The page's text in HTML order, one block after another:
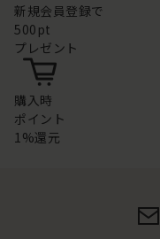
新規会員登録で
500pt
プレゼント
購入時
ポイント
1%還元